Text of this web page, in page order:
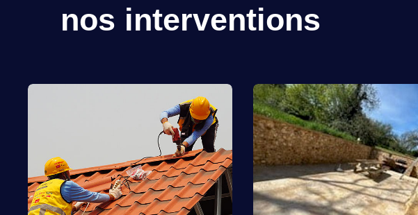
nos interventions